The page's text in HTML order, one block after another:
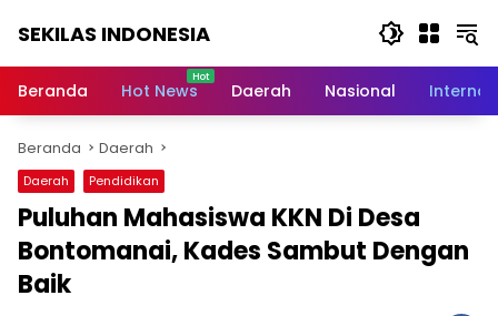
SEKILAS INDONESIA
Terkini,
Latest
World,
Headlines,
News
Today
Beranda Hot News Daerah Nasional
Beranda Daerah
Daerah Pendidikan
Puluhan Mahasiswa KKN Di Desa
Bontomanai, Kades Sambut Dengan
Baik